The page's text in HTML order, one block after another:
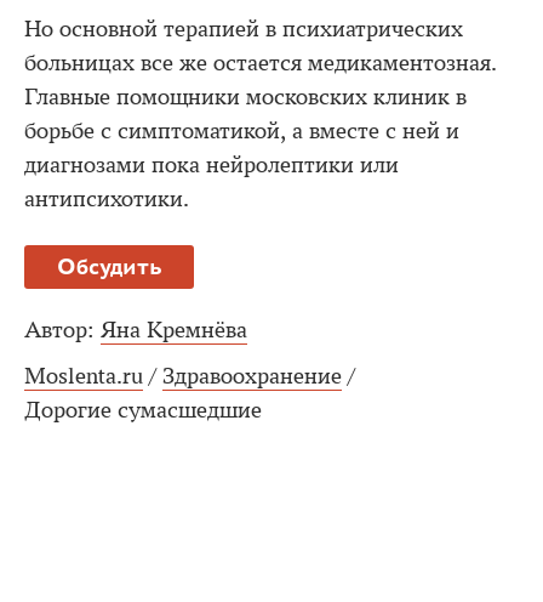
Но основной терапией в психиатрических
больницах все же остается медикаментозная.
Главные помощники московских клиник в
борьбе с симптоматикой, а вместе с ней и
диагнозами пока нейролептики или
антипсихотики.
Обсудить
Автор: Яна Кремнёва
Moslenta.ru / Здравоохранение /
Дорогие сумасшедшие